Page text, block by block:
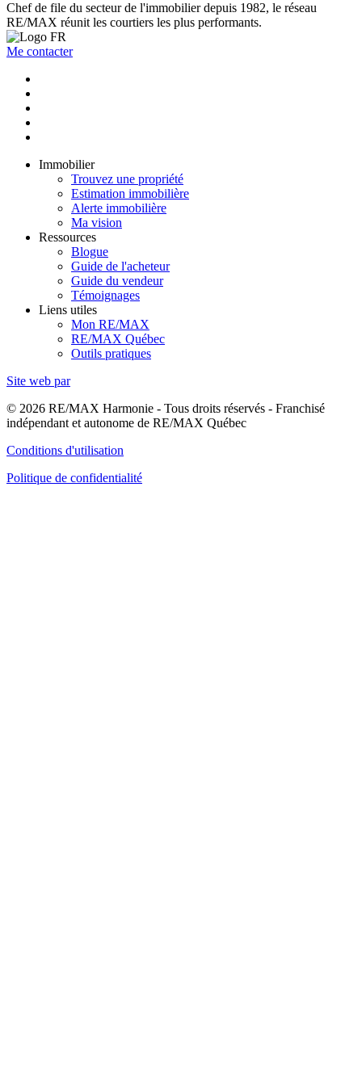
Chef de file du secteur de l'immobilier depuis 1982, le réseau
RE/MAX réunit les courtiers les plus performants.
Me contacter
Immobilier
Trouvez une propriété
Estimation immobilière
Alerte immobilière
Ma vision
Ressources
Blogue
Guide de l'acheteur
Guide du vendeur
Témoignages
Liens utiles
Mon RE/MAX
RE/MAX Québec
Outils pratiques
Site web par
© 2026 RE/MAX Harmonie - Tous droits réservés - Franchisé
indépendant et autonome de RE/MAX Québec
Conditions d'utilisation
Politique de confidentialité